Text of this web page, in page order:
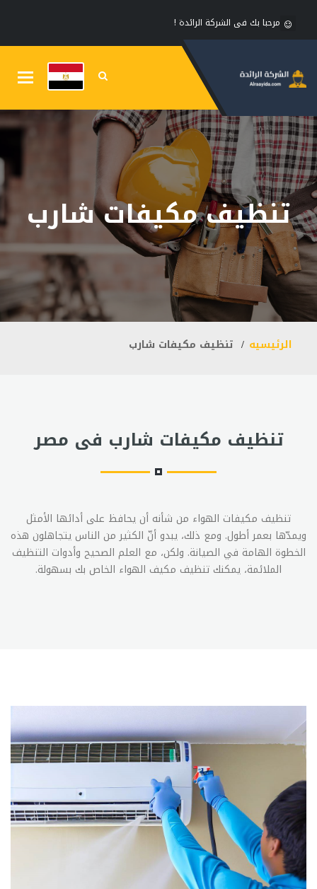
مرحبا بك فى الشركة الرائدة !
تنظيف مكيفات شارب
الرئيسيه تنظيف مكيفات شارب
تنظيف مكيفات شارب فى مصر
تنظيف مكيفات الهواء من شأنه أن يحافظ على أدائها الأمثل
ويمدّها بعمر أطول. ومع ذلك، يبدو أنّ الكثير من الناس يتجاهلون هذه
الخطوة الهامة في الصيانة. ولكن، مع العلم الصحيح وأدوات التنظيف
الملائمة، يمكنك تنظيف مكيف الهواء الخاص بك بسهولة.